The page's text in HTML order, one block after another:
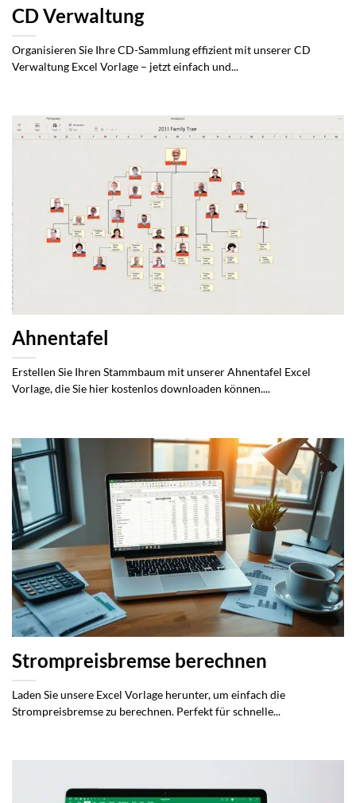
CD Verwaltung
Organisieren Sie Ihre CD-Sammlung effizient mit unserer CD
Verwaltung Excel Vorlage – jetzt einfach und...
Ahnentafel
Erstellen Sie Ihren Stammbaum mit unserer Ahnentafel Excel
Vorlage, die Sie hier kostenlos downloaden können....
Strompreisbremse berechnen
Laden Sie unsere Excel Vorlage herunter, um einfach die
Strompreisbremse zu berechnen. Perfekt für schnelle...